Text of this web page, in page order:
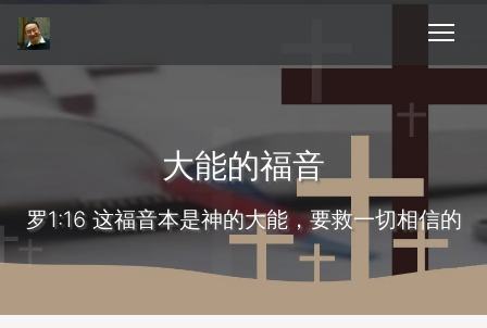
大能的福音
罗1:16 这福音本是神的大能，要救一切相信的